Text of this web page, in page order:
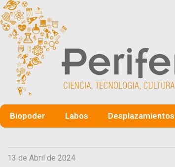
Biopoder Labos Desplazamientos
13 de Abril de 2024